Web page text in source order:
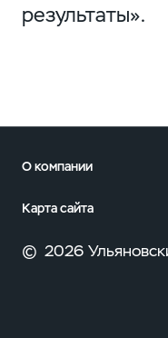
результаты».
О компании
Карта сайта
© 2026